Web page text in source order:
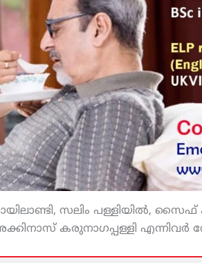
സലിം പള്ളിയില്‍,
കരുനാഗപ്പള്ളി എന്നിവര്‍